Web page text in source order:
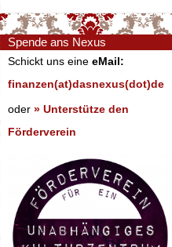
Spende ans Nexus
Schickt uns eine eMail:
finanzen(at)dasnexus(dot)de
oder » Unterstütze den
Förderverein